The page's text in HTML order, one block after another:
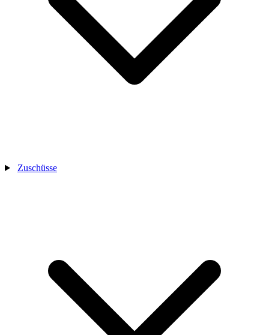
Zuschüsse